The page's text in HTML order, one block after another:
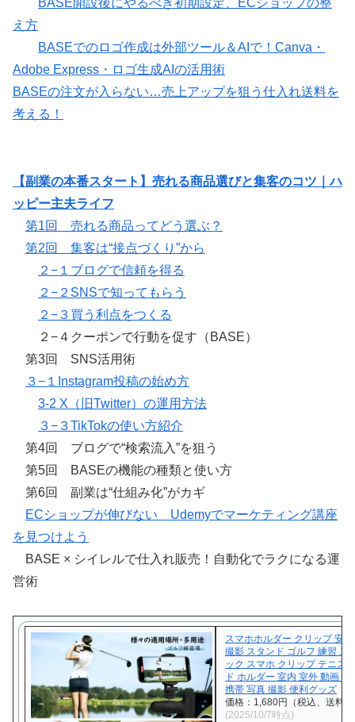
BASE開設後にやるべき初期設定、ECショップの整
え方
BASEでのロゴ作成は外部ツール＆AIで！Canva・
Adobe Express・ロゴ生成AIの活用術
BASEの注文が入らない…売上アップを狙う仕入れ送料を
考える！
【副業の本番スタート】売れる商品選びと集客のコツ｜ハ
ッピー主夫ライフ
第1回 売れる商品ってどう選ぶ？
第2回 集客は“接点づくり”から
２−１ブログで信頼を得る
２−２SNSで知ってもらう
２−３買う利点をつくる
２−４クーポンで行動を促す（BASE）
第3回 SNS活用術
３−１Instagram投稿の始め方
3-2 X（旧Twitter）の運用方法
３−３TikTokの使い方紹介
第4回 ブログで“検索流入”を狙う
第5回 BASEの機能の種類と使い方
第6回 副業は“仕組み化”がカギ
ECショップが伸びない Udemyでマーケティング講座
を見つけよう
BASE × シイレルで仕入れ販売！自動化でラクになる運
営術
スマホホルダー クリップ 安
撮影 スタンド ゴルフ 練習 ス
ック スマホ クリップ テニス
ド ホルダー 室内 室外 動画 運
携帯 写真 撮影 便利グッズ
価格：1,680円（税込、送料
(2025/10/7時点)